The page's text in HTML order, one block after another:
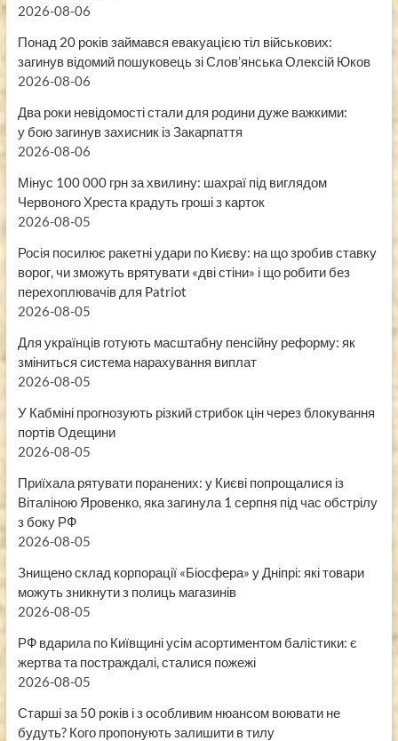
2026-08-06
Понад 20 років займався евакуацією тіл військових:
загинув відомий пошуковець зі Слов’янська Олексій Юков
2026-08-06
Два роки невідомості стали для родини дуже важкими:
у бою загинув захисник із Закарпаття
2026-08-06
Мінус 100 000 грн за хвилину: шахраї під виглядом
Червоного Хреста крадуть гроші з карток
2026-08-05
Росія посилює ракетні удари по Києву: на що зробив ставку
ворог, чи зможуть врятувати «дві стіни» і що робити без
перехоплювачів для Patriot
2026-08-05
Для українців готують масштабну пенсійну реформу: як
зміниться система нарахування виплат
2026-08-05
У Кабміні прогнозують різкий стрибок цін через блокування
портів Одещини
2026-08-05
Приїхала рятувати поранених: у Києві попрощалися із
Віталіною Яровенко, яка загинула 1 серпня під час обстрілу
з боку РФ
2026-08-05
Знищено склад корпорації «Біосфера» у Дніпрі: які товари
можуть зникнути з полиць магазинів
2026-08-05
РФ вдарила по Київщині усім асортиментом балістики: є
жертва та постраждалі, сталися пожежі
2026-08-05
Старші за 50 років і з особливим нюансом воювати не
будуть? Кого пропонують залишити в тилу